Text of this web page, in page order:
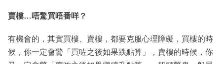
賣樓…唔驚買唔番咩？
有機會的，其實買樓、賣樓，都要克服心理障礙，買樓的時
候，你一定會驚「買咗之後如果跌點算」，賣樓的時候，你